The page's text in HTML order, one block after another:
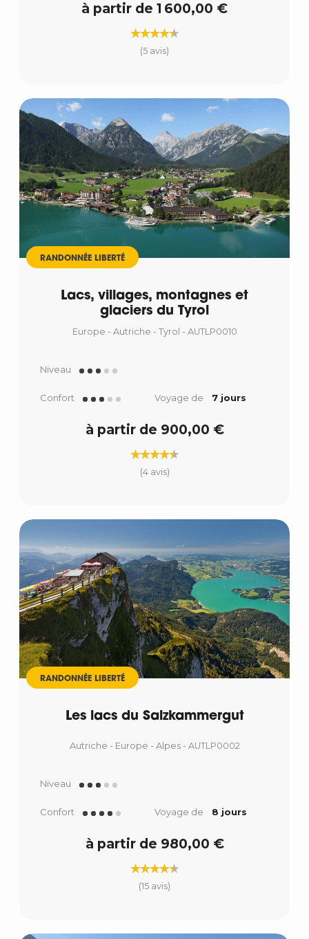
à partir de 1 600,00 €
(5 avis)
RANDONNÉE LIBERTÉ
Lacs, villages, montagnes et
glaciers du Tyrol
Europe - Autriche - Tyrol - AUTLP0010
Niveau
Confort Voyage de 7 jours
à partir de 900,00 €
(4 avis)
RANDONNÉE LIBERTÉ
Les lacs du Salzkammergut
Autriche - Europe - Alpes - AUTLP0002
Niveau
Confort Voyage de 8 jours
à partir de 980,00 €
(15 avis)